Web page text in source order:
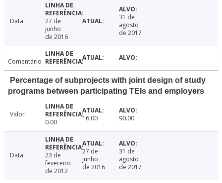
Data
27 de
junho
de 2016
31 de
agosto
de 2017
Comentário
Percentage of subprojects with joint design of study
programs between participating TEIs and employers
Valor
0.00
16.00 90.00
Data
23 de
fevereiro
de 2012
27 de
junho
de 2016
31 de
agosto
de 2017